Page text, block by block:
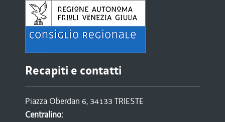
Recapiti e contatti
Piazza Oberdan 6, 34133 TRIESTE
Centralino: